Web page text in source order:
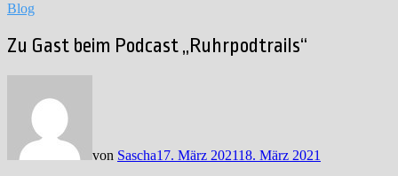
Blog
Zu Gast beim Podcast „Ruhrpodtrails“
von Sascha17. März 202118. März 2021